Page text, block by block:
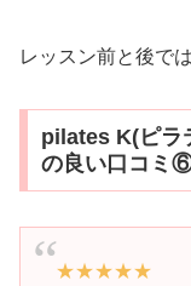
レッスン前と後で
pilates K(ピラ
の良い口コミ
★★★★★